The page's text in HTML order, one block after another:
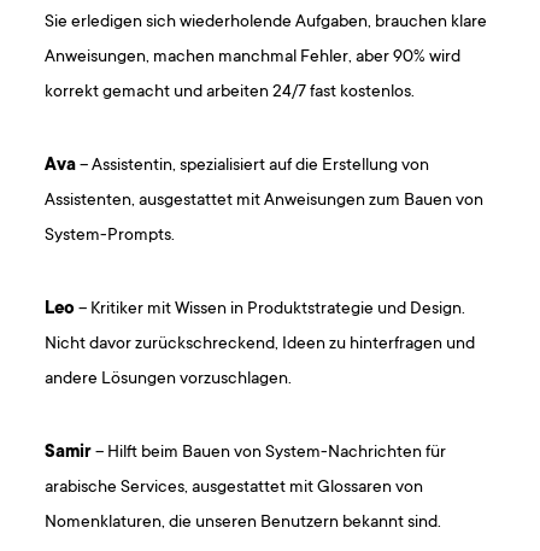
Sie erledigen sich wiederholende Aufgaben, brauchen klare
Anweisungen, machen manchmal Fehler, aber 90% wird
korrekt gemacht und arbeiten 24/7 fast kostenlos.
Ava– Assistentin, spezialisiert auf die Erstellung von
Assistenten, ausgestattet mit Anweisungen zum Bauen von
System-Prompts.
Leo– Kritiker mit Wissen in Produktstrategie und Design.
Nicht davor zurückschreckend, Ideen zu hinterfragen und
andere Lösungen vorzuschlagen.
Samir– Hilft beim Bauen von System-Nachrichten für
arabische Services, ausgestattet mit Glossaren von
Nomenklaturen, die unseren Benutzern bekannt sind.